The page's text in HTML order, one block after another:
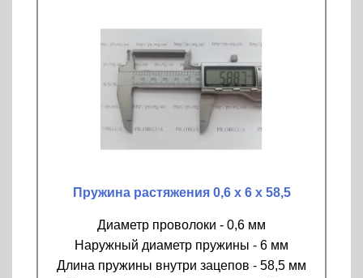
Пружина растяжения 0,6 х 6 х 58,5
Диаметр проволоки - 0,6 мм
Наружный диаметр пружины - 6 мм
Длина пружины внутри зацепов - 58,5 мм